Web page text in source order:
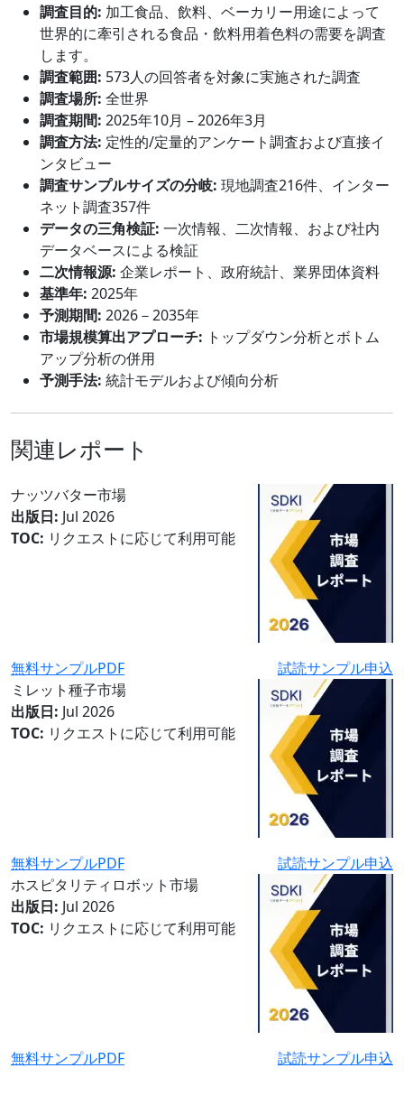
調査目的: 加工食品、飲料、ベーカリー用途によって
世界的に牽引される食品・飲料用着色料の需要を調査
します。
調査範囲: 573人の回答者を対象に実施された調査
調査場所: 全世界
調査期間: 2025年10月 – 2026年3月
調査方法: 定性的/定量的アンケート調査および直接イ
ンタビュー
調査サンプルサイズの分岐: 現地調査216件、インター
ネット調査357件
データの三角検証: 一次情報、二次情報、および社内
データベースによる検証
二次情報源: 企業レポート、政府統計、業界団体資料
基準年: 2025年
予測期間: 2026－2035年
市場規模算出アプローチ: トップダウン分析とボトム
アップ分析の併用
予測手法: 統計モデルおよび傾向分析
関連レポート
ナッツバター市場
出版日: Jul 2026
TOC: リクエストに応じて利用可能
無料サンプルPDF
試読サンプル申込
ミレット種子市場
出版日: Jul 2026
TOC: リクエストに応じて利用可能
無料サンプルPDF
試読サンプル申込
ホスピタリティロボット市場
出版日: Jul 2026
TOC: リクエストに応じて利用可能
無料サンプルPDF 試読サンプル申込